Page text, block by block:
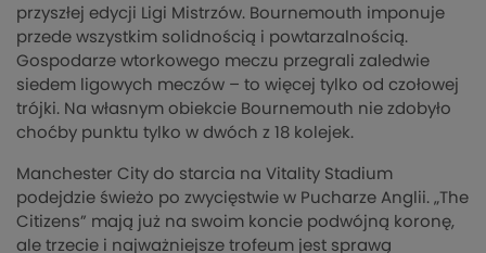
przyszłej edycji Ligi Mistrzów. Bournemouth imponuje
przede wszystkim solidnością i powtarzalnością.
Gospodarze wtorkowego meczu przegrali zaledwie
siedem ligowych meczów – to więcej tylko od czołowej
trójki. Na własnym obiekcie Bournemouth nie zdobyło
choćby punktu tylko w dwóch z 18 kolejek.
Manchester City do starcia na Vitality Stadium
podejdzie świeżo po zwycięstwie w Pucharze Anglii. „The
Citizens” mają już na swoim koncie podwójną koronę,
ale trzecie i najważniejsze trofeum jest sprawą